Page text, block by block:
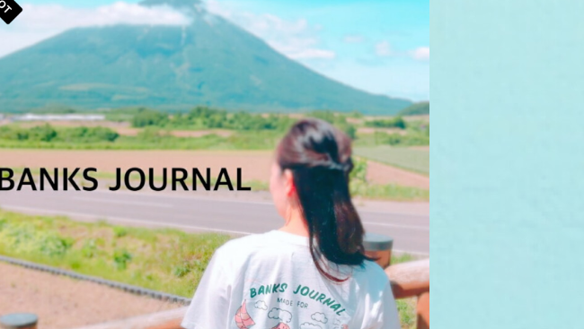
BANKS JOURNAL Tシャツ mountain yacht bird バンクス ジャー